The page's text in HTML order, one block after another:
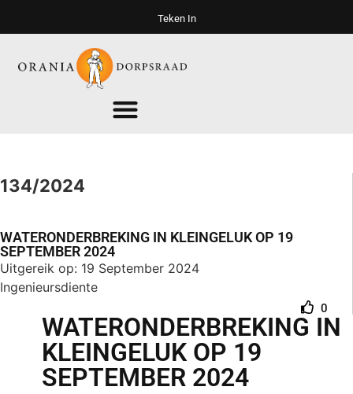
Teken In
134/2024
WATERONDERBREKING IN KLEINGELUK OP 19
SEPTEMBER 2024
Uitgereik op: 19 September 2024
Ingenieursdiente
0
WATERONDERBREKING IN
KLEINGELUK OP 19
SEPTEMBER 2024